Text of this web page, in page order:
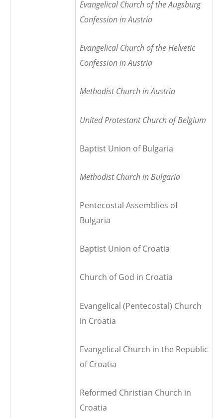
Evangelical Church of the Augsburg
Confession in Austria
Evangelical Church of the Helvetic
Confession in Austria
Methodist Church in Austria
United Protestant Church of Belgium
Baptist Union of Bulgaria
Methodist Church in Bulgaria
Pentecostal Assemblies of
Bulgaria
Baptist Union of Croatia
Church of God in Croatia
Evangelical (Pentecostal) Church
in Croatia
Evangelical Church in the Republic
of Croatia
Reformed Christian Church in
Croatia